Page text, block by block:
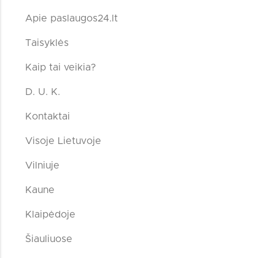
Apie paslaugos24.lt
Taisyklės
Kaip tai veikia?
D. U. K.
Kontaktai
Visoje Lietuvoje
Vilniuje
Kaune
Klaipėdoje
Šiauliuose